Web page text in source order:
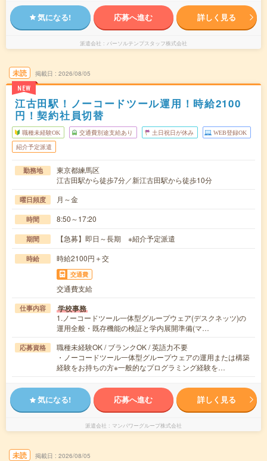
気になる! 応募へ進む 詳しく見る
派遣会社 パーソルテンプスタッフ株式会社
未読
NEW
掲載日 2026/08/05
江古田駅！ノーコードツール運用！時給2100
円！契約社員切替
職種未経験OK 交通費別途支給あり 土日祝日が休み WEB登録OK
紹介予定派遣
勤務地
東京都練馬区
江古田駅から徒歩7分／新江古田駅から徒歩10分
曜日頻度 月～金
時間 8:50～17:20
期間 【急募】即日～長期 ※紹介予定派遣
時給 時給2100円＋交
交通費
交通費支給
仕事内容 学校事務
1.ノーコードツール一体型グループウェア(デスクネッツ)の
運用全般・既存機能の検証と学内展開準備(マ…
応募資格
職種未経験OK / ブランクOK / 英語力不要
・ノーコードツール一体型グループウェアの運用または構築
経験をお持ちの方※一般的なプログラミング経験を…
気になる! 応募へ進む 詳しく見る
派遣会社 マンパワーグループ株式会社
未読 掲載日 2026/08/05